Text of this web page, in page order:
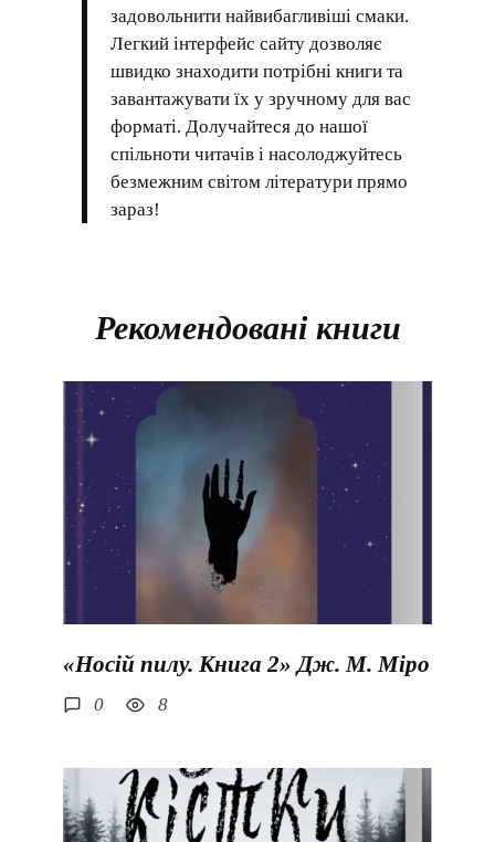
задовольнити найвибагливіші смаки.
Легкий інтерфейс сайту дозволяє
швидко знаходити потрібні книги та
завантажувати їх у зручному для вас
форматі. Долучайтеся до нашої
спільноти читачів і насолоджуйтесь
безмежним світом літератури прямо
зараз!
Рекомендовані книги
«Носій пилу. Книга 2» Дж. М. Міро
0 8